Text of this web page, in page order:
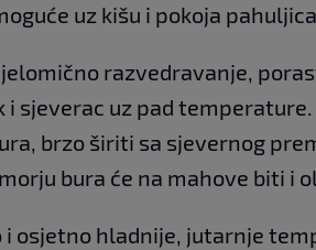
uz kišu i pokoja
razvedravanje,
sjeverac uz pad temperature.
brzo širiti sa sjevernog
bura će na mahove biti i
osjetno hladnije, jutarnje